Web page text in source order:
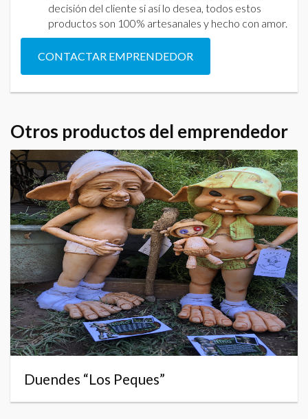
decisión del cliente si así lo desea, todos estos
productos son 100% artesanales y hecho con amor.
CONTACTAR EMPRENDEDOR
Otros productos del emprendedor
Duendes “Los Peques”